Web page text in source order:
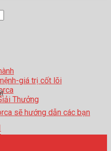
giá trị cốt lõi
Thưởng
sẽ hướng dẫn các bạn